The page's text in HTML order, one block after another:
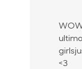
<3